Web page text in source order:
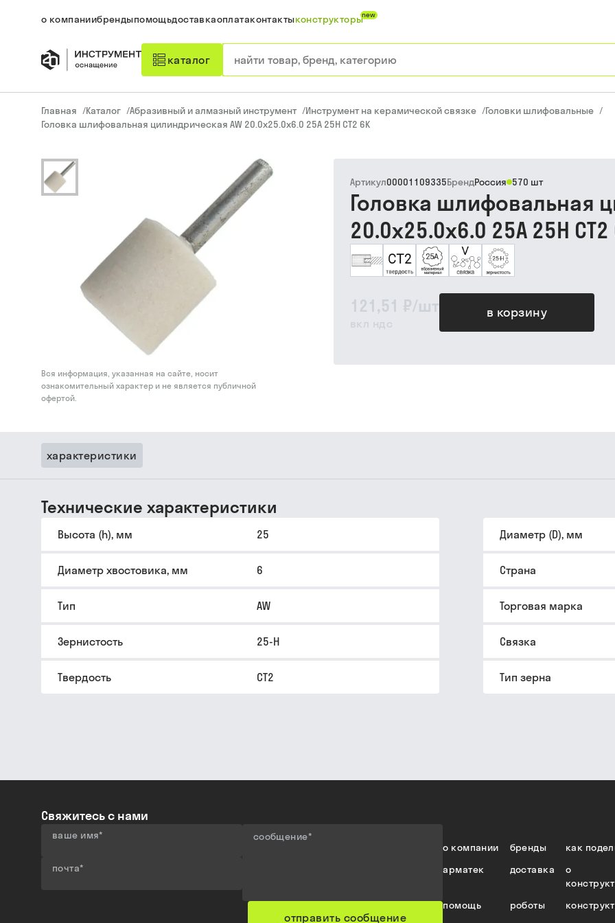
о компаниибрендыпомощьдоставкаоплатаконтактыконструкторыnew
каталог
Главная /Каталог /Абразивный и алмазный инструмент /Инструмент на керамической связке /Головки шлифовальные /
Головка шлифовальная цилиндрическая AW 20.0х25.0х6.0 25А 25Н СТ2 6К
Вся информация, указанная на сайте, носит
ознакомительный характер и не является публичной
офертой.
121,51 ₽/шт
вкл ндс
в корзину
Артикул00001109335БрендРоссия 570 шт
Головка шлифовальная
20.0х25.0х6.0 25А 25Н СТ2
характеристики
Технические характеристики
Высота (h), мм 25 Диаметр (D), мм
Диаметр хвостовика, мм 6 Страна
Тип AW Торговая марка
Зернистость 25-Н Связка
Твердость СТ2 Тип зерна
Свяжитесь с нами
ваше имя*
почта*
сообщение*
отправить сообщение
как
бренды
о компании
о
доставка
арматек
роботы
помощь